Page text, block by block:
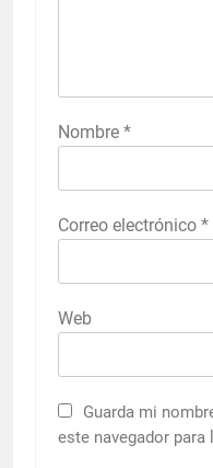
Nombre *
Correo electrónico *
Web
Guarda mi
este navegador